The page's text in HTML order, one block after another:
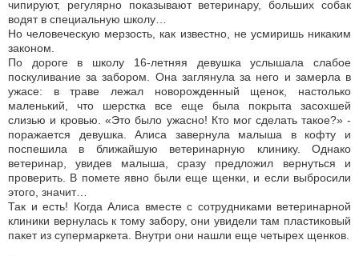
чипируют, регулярно показывают ветеринару, больших собак
водят в специальную школу…
Но человеческую мерзость, как известно, не усмиришь никаким
законом.
По дороге в школу 16-летняя девушка услышала слабое
поскуливание за забором. Она заглянула за него и замерла в
ужасе: в траве лежал новорожденный щенок, настолько
маленький, что шерстка все еще была покрыта засохшей
слизью и кровью. «Это было ужасно! Кто мог сделать такое?» -
поражается девушка. Алиса завернула малыша в кофту и
поспешила в ближайшую ветеринарную клинику. Однако
ветеринар, увидев малыша, сразу предложил вернуться и
проверить. В помете явно были еще щенки, и если выбросили
этого, значит…
Так и есть! Когда Алиса вместе с сотрудниками ветеринарной
клиники вернулась к тому забору, они увидели там пластиковый
пакет из супермаркета. Внутри они нашли еще четырех щенков.